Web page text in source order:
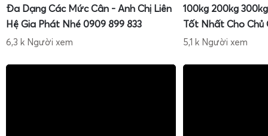
Đa Dạng Các Mức Cân - Anh Chị Liên
Hệ Gia Phát Nhé 0909 899 833
6,3 k Người xem
100kg 200kg
Tốt Nhất Cho Chủ
5,1 k Người xem